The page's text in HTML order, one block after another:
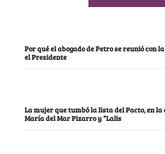
Por qué el abogado de Petro se reunió con
el Presidente
La mujer que tumbó la lista del Pacto, en
María del Mar Pizarro y “Lalis